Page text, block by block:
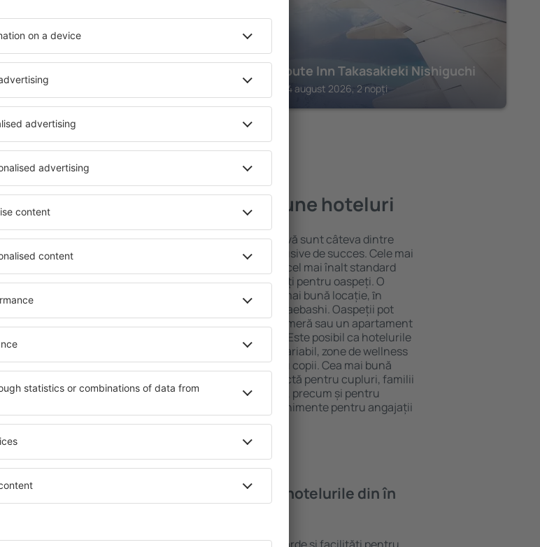
august 2026, 2 nopți
Hotel Route Inn Takasakieki Nishiguchi
Takasaki, 14 august 2026, 2 nopți
mai multe hoteluri în Maebashi
încât
atât
vizitaţi şi
și
de
Maebashi – cele mai bune hoteluri
O varietate de servicii și o locație atractivă sunt câteva dintre
elementele cheie ale unui hotel All-Inclusive de succes. Cele mai
bune hoteluri din Maebashi garantează cel mai înalt standard
pentru servicii și o gamă largă de facilități pentru oaspeți. O
cazare cu standarde ridicate oferă cea mai bună locație, ȋn
apropiere de principalele distracţii din Maebashi. Oaspeții pot
folosi parcarea gratuită și pot alege o cameră sau un apartament
care să corespundă perfect nevoilor lor. Este posibil ca hotelurile
cu standarde ȋnalte să ofere un meniu variabil, zone de wellness
precum spa și fitness, și activități pentru copii. Cea mai bună
cazare în Maebashi este o alegere perfectă pentru cupluri, familii
și persoane aflate în călătorie de afaceri, precum și pentru
companii care doresc să organizeze evenimente pentru angajații
lor.
de
Ce fel de facilităţi voi găsi ȋn hotelurile din în